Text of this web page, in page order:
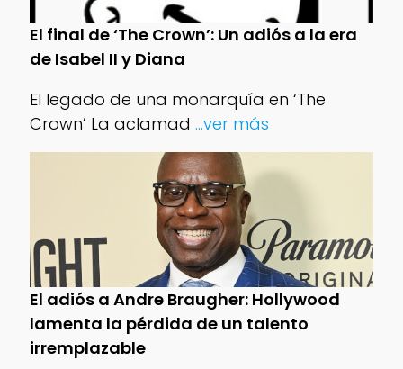
El final de ‘The Crown’: Un adiós a la era
de Isabel II y Diana
El legado de una monarquía en ‘The
Crown’ La aclamad ...ver más
El adiós a Andre Braugher: Hollywood
lamenta la pérdida de un talento
irremplazable